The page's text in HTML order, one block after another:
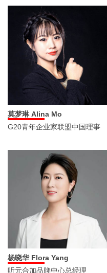
莫梦琳 Alina Mo
G20青年企业家联盟中国理事
杨晓华 Flora Yang
听元合加品牌中心总经理